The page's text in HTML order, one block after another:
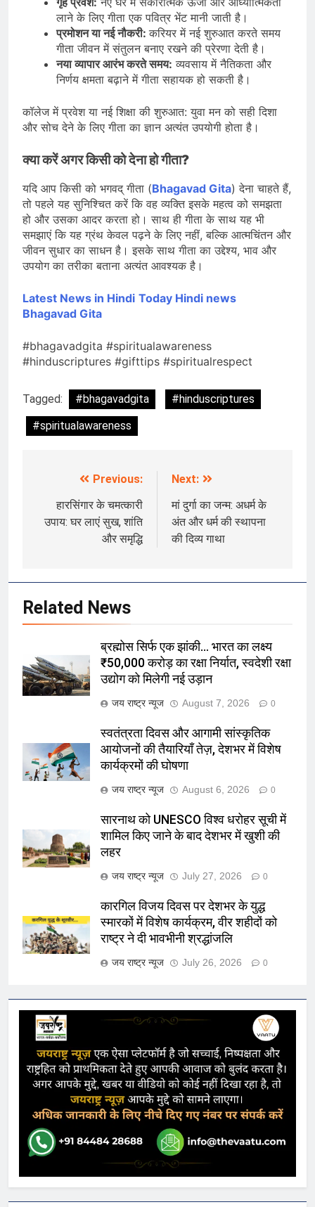
लाने के लिए गीता एक पवित्र भेंट मानी जाती है।
प्रमोशन या नई नौकरी:करियर में नई शुरुआत करते समय
गीता जीवन में संतुलन बनाए रखने की प्रेरणा देती है।
नया व्यापार आरंभ करते समय: व्यवसाय में नैतिकता और
निर्णय क्षमता बढ़ाने में गीता सहायक हो सकती है।
कॉलेज में प्रवेश या नई शिक्षा की शुरुआत: युवा मन को सही दिशा
और सोच देने के लिए गीता का ज्ञान अत्यंत उपयोगी होता है।
क्या करें अगर किसी को देना हो गीता?
यदि आप किसी को भगवद् गीता (Bhagavad Gita) देना चाहते हैं,
तो पहले यह सुनिश्चित करें कि वह व्यक्ति इसके महत्व को समझता
हो और उसका आदर करता हो। साथ ही गीता के साथ यह भी
समझाएं कि यह ग्रंथ केवल पढ़ने के लिए नहीं, बल्कि आत्मचिंतन और
जीवन सुधार का साधन है। इसके साथ गीता का उद्देश्य, भाव और
उपयोग का तरीका बताना अत्यंत आवश्यक है।
Latest News in Hindi Today Hindi news
Bhagavad Gita
#bhagavadgita #spiritualawareness
#hinduscriptures #gifttips #spiritualrespect
Tagged: #bhagavadgita
#hinduscriptures
#spiritualawareness
navigation
Previous:
हारसिंगार के चमत्कारी
उपाय: घर लाएं सुख, शांति
और समृद्धि
Next:
मां दुर्गा का जन्म: अधर्म के
अंत और धर्म की स्थापना
की दिव्य गाथा
Related News
ब्रह्मोस सिर्फ एक झांकी… भारत का लक्ष्य
₹50,000 करोड़ का रक्षा निर्यात, स्वदेशी रक्षा
उद्योग को मिलेगी नई उड़ान
जय राष्ट्र न्यूज August 7, 2026 0
स्वतंत्रता दिवस और आगामी सांस्कृतिक
आयोजनों की तैयारियाँ तेज़, देशभर में विशेष
कार्यक्रमों की घोषणा
जय राष्ट्र न्यूज August 6, 2026 0
सारनाथ को UNESCO विश्व धरोहर सूची में
शामिल किए जाने के बाद देशभर में खुशी की
लहर
जय राष्ट्र न्यूज July 27, 2026 0
कारगिल विजय दिवस पर देशभर के युद्ध
स्मारकों में विशेष कार्यक्रम, वीर शहीदों को
राष्ट्र ने दी भावभीनी श्रद्धांजलि
जय राष्ट्र न्यूज July 26, 2026 0